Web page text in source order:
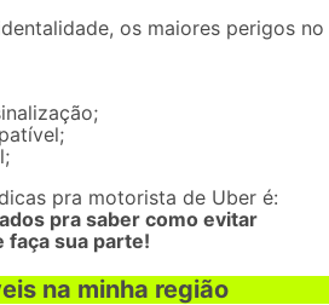
os maiores perigos no
pra motorista de Uber é:
pra saber como evitar
faça sua parte!
na minha região